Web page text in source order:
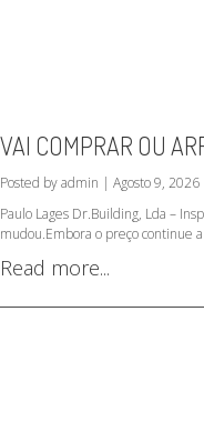
VAI COMPRAR OU
Posted by admin | Agosto 9,
Paulo Lages Dr.Building, Lda –
mudou.Embora o preço continue
Read more...